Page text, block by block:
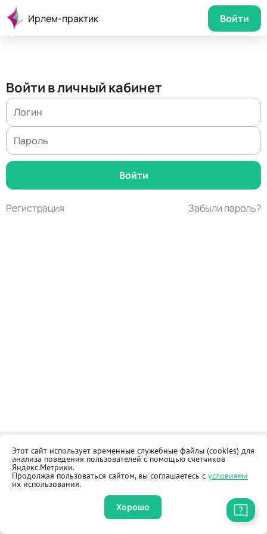
Ирлем-практик Войти
Войти в личный кабинет
Регистрация Забыли пароль?
Контакты
Как купить
Общественная приёмная
Реквизиты
Оферта
Правила продажи товаров
Этот сайт использует временные служебные файлы (cookies) для
анализа поведения пользователей с помощью счетчиков
Яндекс.Метрики.
Продолжая пользоваться сайтом, вы соглашаетесь с условиями
их использования.
Хорошо